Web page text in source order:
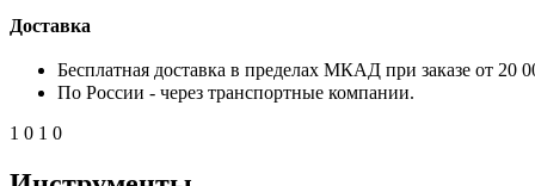
Доставка
Бесплатная доставка в пределах МКАД при заказе от 20
По России - через транспортные компании.
1 0 1 0